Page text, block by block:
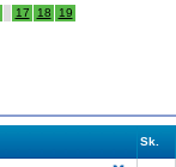
17 18 19
Sk.